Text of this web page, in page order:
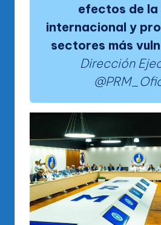
efectos de la
internacional y
sectores más
Dirección